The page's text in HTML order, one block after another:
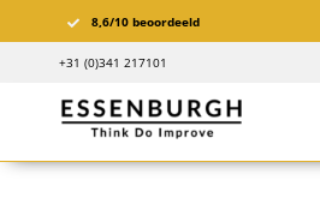
naar
8,6/10 beoordeeld
+31 (0)341 217101